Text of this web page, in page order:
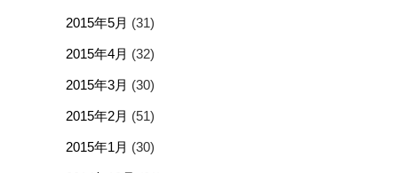
2015年5月 (31)
2015年4月 (32)
2015年3月 (30)
2015年2月 (51)
2015年1月 (30)